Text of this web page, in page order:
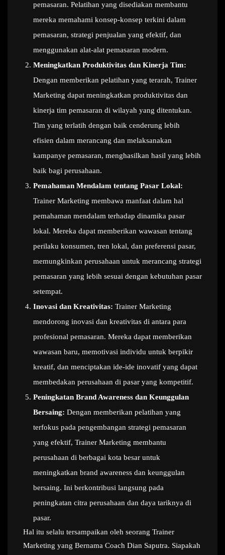
pemasaran. Pelatihan yang disediakan membantu
mereka memahami konsep-konsep terkini dalam
pemasaran, strategi penjualan yang efektif, dan
menggunakan alat-alat pemasaran modern.
Meningkatkan Produktivitas dan Kinerja Tim:
Dengan memberikan pelatihan yang terarah, Trainer
Marketing dapat meningkatkan produktivitas dan
kinerja tim pemasaran di wilayah yang ditentukan.
Tim yang terlatih dengan baik cenderung lebih
efisien dalam merancang dan melaksanakan
kampanye pemasaran, menghasilkan hasil yang lebih
baik bagi perusahaan.
Pemahaman Mendalam tentang Pasar Lokal:
Trainer Marketing membawa manfaat dalam hal
pemahaman mendalam terhadap dinamika pasar
lokal. Mereka dapat memberikan wawasan tentang
perilaku konsumen, tren lokal, dan preferensi pasar,
memungkinkan perusahaan untuk merancang strategi
pemasaran yang lebih sesuai dengan kebutuhan pasar
setempat.
Inovasi dan Kreativitas: Trainer Marketing
mendorong inovasi dan kreativitas di antara para
profesional pemasaran. Mereka dapat memberikan
wawasan baru, memotivasi individu untuk berpikir
kreatif, dan menciptakan ide-ide inovatif yang dapat
membedakan perusahaan di pasar yang kompetitif.
Peningkatan Brand Awareness dan Keunggulan
Bersaing: Dengan memberikan pelatihan yang
terfokus pada pengembangan strategi pemasaran
yang efektif, Trainer Marketing membantu
perusahaan di berbagai kota besar untuk
meningkatkan brand awareness dan keunggulan
bersaing. Ini berkontribusi langsung pada
peningkatan citra perusahaan dan daya tariknya di
pasar.
Hal itu selalu tersampaikan oleh seorang Trainer
Marketing yang Bernama Coach Dian Saputra. Siapakah